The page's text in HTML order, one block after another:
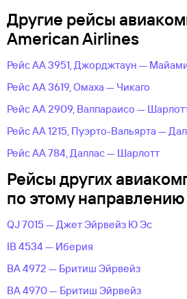
Другие рейсы
American Airlines
Рейс AA 3951, Джорджтаун —
Рейс AA 3619, Омаха — Чикаго
Рейс AA 2909, Валпараисо —
Рейс AA 1215, Пуэрто-Вальярта —
Рейс AA 784, Даллас — Шарлотт
Рейсы других
по этому направлению
QJ 7015 — Джет Эйрвейз Ю Эс
IB 4534 — Иберия
BA 4972 — Бритиш Эйрвейз
BA 4970 — Бритиш Эйрвейз